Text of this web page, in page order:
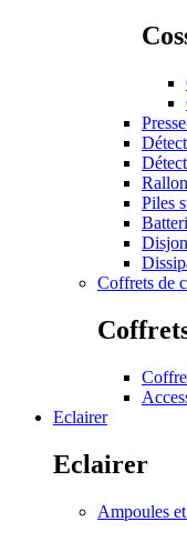
Piles
Coffrets de
Eclairer
Eclairer
Ampoules